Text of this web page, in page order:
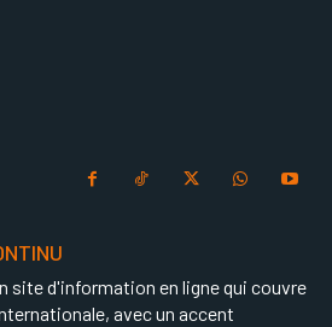
site d'information en ligne qui couvre
avec un accent